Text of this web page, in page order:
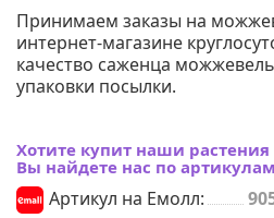
Принимаем заказы на
интернет-магазине
качество саженца
упаковки посылки.
Хотите купит наши
Вы найдете нас по
Артикул на Емолл: